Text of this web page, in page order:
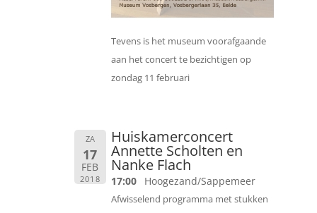
Tevens is het museum voorafgaande
aan het concert te bezichtigen op
zondag 11 februari
ZA
17
FEB
2018
Huiskamerconcert
Annette Scholten en
Nanke Flach
17:00 Hoogezand/Sappemeer
Afwisselend programma met stukken